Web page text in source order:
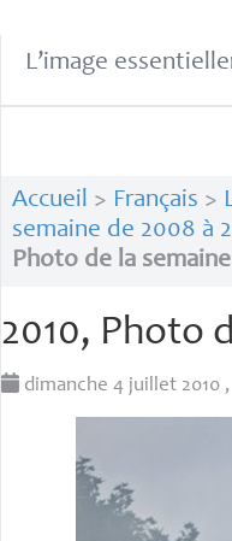
L’image
Accueil > Français >
semaine de 2008 à
Photo de la
2010, Photo
dimanche 4 juillet 2010 ,